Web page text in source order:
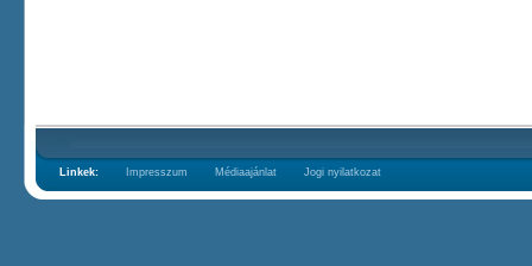
Linkek: Impresszum Médiaajánlat Jogi nyilatkozat